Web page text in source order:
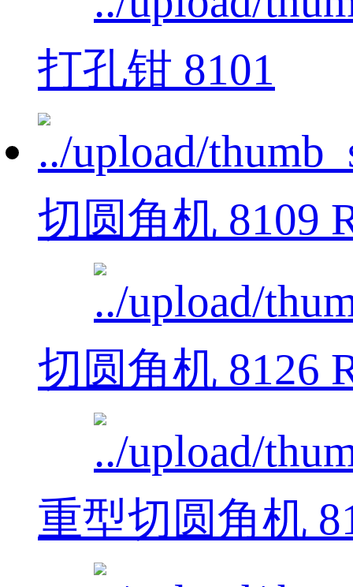
打孔钳 8101
切圆角机 8109
切圆角机 8126
重型切圆角机